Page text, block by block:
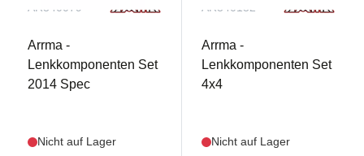
AR340079
Arrma -
Lenkkomponenten Set
2014 Spec
Nicht auf Lager
AR340132
Arrma -
Lenkkomponenten Set
4x4
Nicht auf Lager